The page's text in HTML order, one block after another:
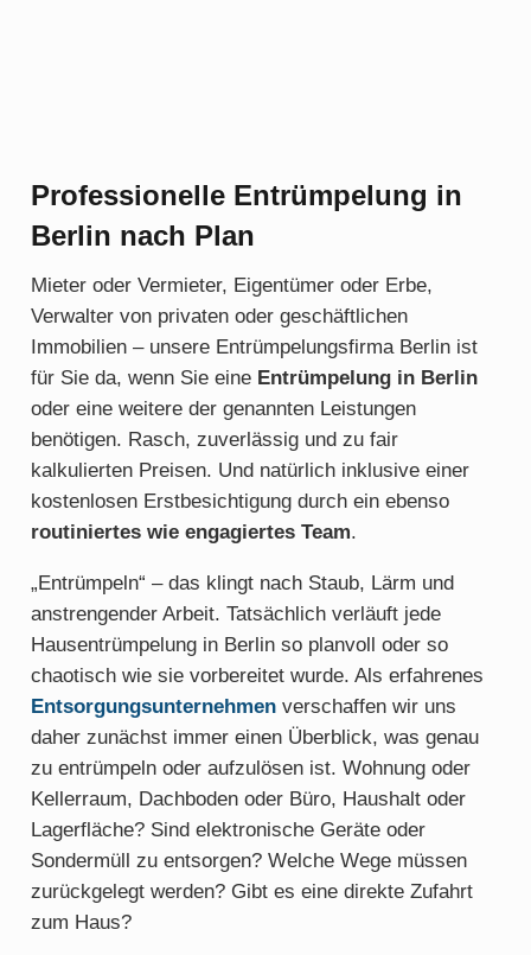
Professionelle Entrümpelung in
Berlin nach Plan
Mieter oder Vermieter, Eigentümer oder Erbe,
Verwalter von privaten oder geschäftlichen
Immobilien – unsere Entrümpelungsfirma Berlin ist
für Sie da, wenn Sie eine Entrümpelung in Berlin
oder eine weitere der genannten Leistungen
benötigen. Rasch, zuverlässig und zu fair
kalkulierten Preisen. Und natürlich inklusive einer
kostenlosen Erstbesichtigung durch ein ebenso
routiniertes wie engagiertes Team.
„Entrümpeln“ – das klingt nach Staub, Lärm und
anstrengender Arbeit. Tatsächlich verläuft jede
Hausentrümpelung in Berlin so planvoll oder so
chaotisch wie sie vorbereitet wurde. Als erfahrenes
Entsorgungsunternehmenverschaffen wir uns
daher zunächst immer einen Überblick, was genau
zu entrümpeln oder aufzulösen ist. Wohnung oder
Kellerraum, Dachboden oder Büro, Haushalt oder
Lagerfläche? Sind elektronische Geräte oder
Sondermüll zu entsorgen? Welche Wege müssen
zurückgelegt werden? Gibt es eine direkte Zufahrt
zum Haus?